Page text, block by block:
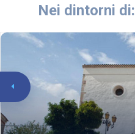
Nei dintorni di: